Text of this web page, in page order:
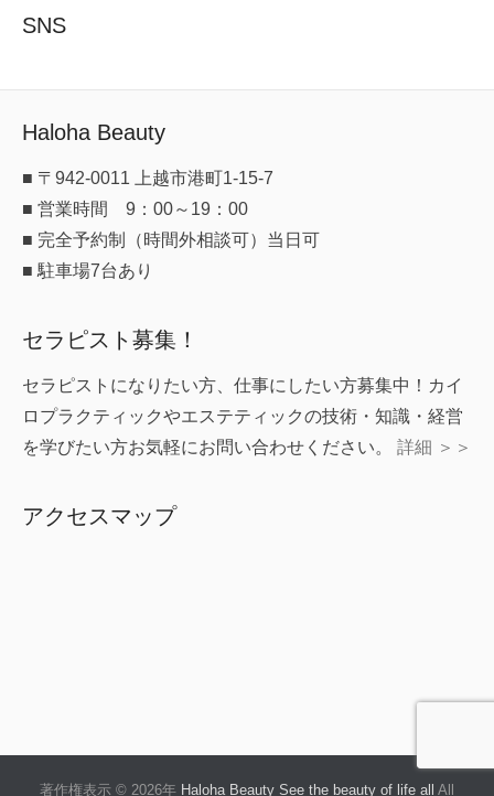
SNS
Haloha Beauty
■ 〒942-0011 上越市港町1-15-7
■ 営業時間 9：00～19：00
■ 完全予約制（時間外相談可）当日可
■ 駐車場7台あり
セラピスト募集！
セラピストになりたい方、仕事にしたい方募集中！カイ
ロプラクティックやエステティックの技術・知識・経営
を学びたい方お気軽にお問い合わせください。 詳細 ＞＞
アクセスマップ
著作権表示 © 2026年 Haloha Beauty See the beauty of life all All